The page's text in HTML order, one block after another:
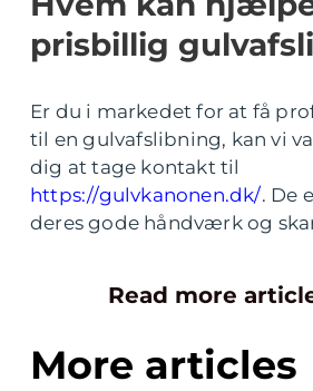
prisbillig
Er du i markedet for at få
til en gulvafslibning, kan vi
dig at tage kontakt til
https://gulvkanonen.dk/. De
deres gode håndværk og
Read more
More articles